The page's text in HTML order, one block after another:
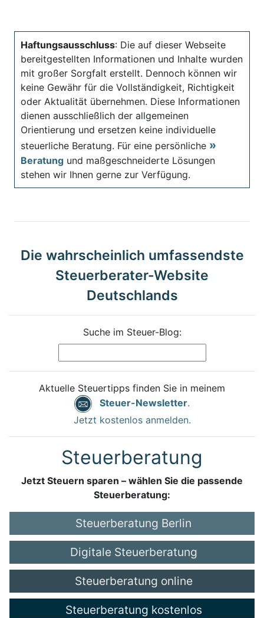
Haftungsausschluss: Die auf dieser Webseite
bereitgestellten Informationen und Inhalte wurden
mit großer Sorgfalt erstellt. Dennoch können wir
keine Gewähr für die Vollständigkeit, Richtigkeit
oder Aktualität übernehmen. Diese Informationen
dienen ausschließlich der allgemeinen
Orientierung und ersetzen keine individuelle
steuerliche Beratung. Für eine persönliche
Beratung und maßgeschneiderte Lösungen
stehen wir Ihnen gerne zur Verfügung.
Die wahrscheinlich umfassendste
Steuerberater-Website
Deutschlands
Suche im Steuer-Blog:
Aktuelle Steuertipps finden Sie in meinem
Steuer-Newsletter.
Jetzt kostenlos anmelden.
Steuerberatung
Jetzt Steuern sparen – wählen Sie die passende
Steuerberatung:
Steuerberatung Berlin
Digitale Steuerberatung
Steuerberatung online
Steuerberatung kostenlos